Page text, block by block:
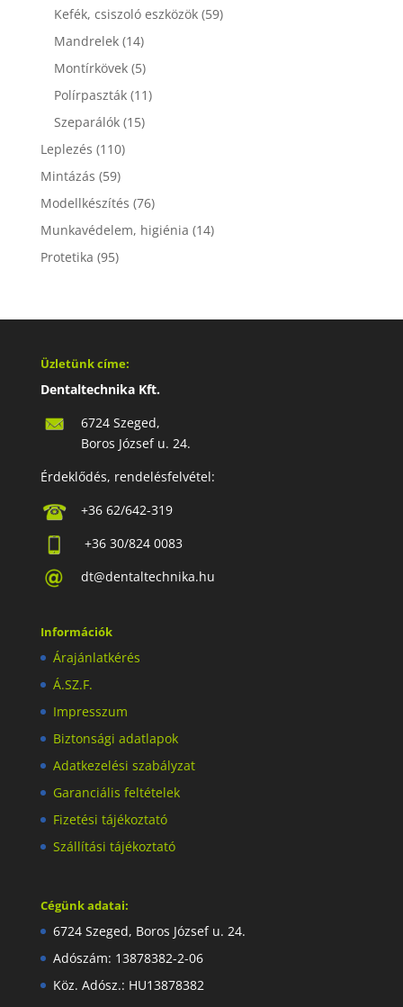
Kefék, csiszoló eszközök (59)
Mandrelek (14)
Montírkövek (5)
Polírpaszták (11)
Szeparálók (15)
Leplezés (110)
Mintázás (59)
Modellkészítés (76)
Munkavédelem, higiénia (14)
Protetika (95)
Üzletünk címe:
Dentaltechnika Kft.
6724 Szeged,
Boros József u. 24.
Érdeklődés, rendelésfelvétel:
+36 62/642-319
+36 30/824 0083
dt@dentaltechnika.hu
Információk
Árajánlatkérés
Á.SZ.F.
Impresszum
Biztonsági adatlapok
Adatkezelési szabályzat
Garanciális feltételek
Fizetési tájékoztató
Szállítási tájékoztató
Cégünk adatai:
6724 Szeged, Boros József u. 24.
Adószám: 13878382-2-06
Köz. Adósz.: HU13878382